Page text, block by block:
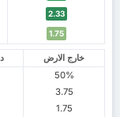
2.33
1.75
خارج الارض
50%
3.75
1.75